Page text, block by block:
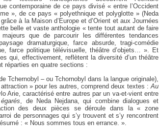
contemporaine de ce pays divisé « entre l’Occident
», de ce pays « polyethnique et polyglotte » (Neda
à la Maison d’Europe et d’Orient et aux Journées
belle et vaste anthologie « tente tout autant de faire
que de parcourir les différentes tendances
dramaturgique, farce absurde, tragi-comédie
farce politique télévisuelle, théâtre d’objets… ». Et
qui, effectivement, reflètent la diversité d’un théâtre
réparties en quatre sections :
Tchernobyl – ou Tchornobyl dans la langue originale),
» pour les autres, comprend deux textes :Au
Arie, caractérisé entre autres par un va-et-vient entre
, de Neda Nejdana, qui combine dialogues et
des deux pièces se déroule dans la « zone
de personnages qui s’y trouvent et s’y rencontrent
: « Nous sommes tous en errance. ».